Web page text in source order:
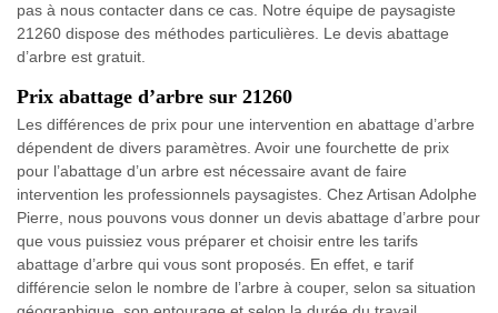
pas à nous contacter dans ce cas. Notre équipe de paysagiste
21260 dispose des méthodes particulières. Le devis abattage
d’arbre est gratuit.
Prix abattage d’arbre sur 21260
Les différences de prix pour une intervention en abattage d’arbre
dépendent de divers paramètres. Avoir une fourchette de prix
pour l’abattage d’un arbre est nécessaire avant de faire
intervention les professionnels paysagistes. Chez Artisan Adolphe
Pierre, nous pouvons vous donner un devis abattage d’arbre pour
que vous puissiez vous préparer et choisir entre les tarifs
abattage d’arbre qui vous sont proposés. En effet, e tarif
différencie selon le nombre de l’arbre à couper, selon sa situation